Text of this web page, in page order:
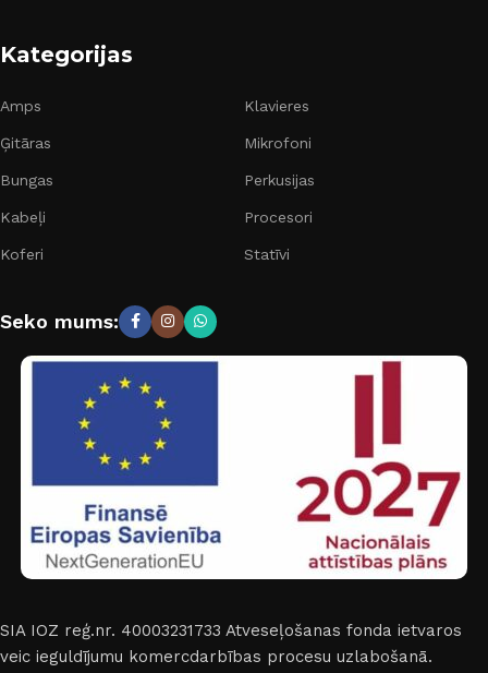
Kategorijas
Amps
Ģitāras
Bungas
Kabeļi
Koferi
Klavieres
Mikrofoni
Perkusijas
Procesori
Statīvi
Seko mums:
SIA IOZ reģ.nr. 40003231733 Atveseļošanas fonda ietvaros
veic ieguldījumu komercdarbības procesu uzlabošanā.